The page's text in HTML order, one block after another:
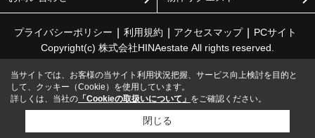
プライバシーポリシー 利用規約 アクセスマップ
PCサイト
Copyright(c) 株式会社HINAestate All rights reserved.
当サイトでは、お客様の当サイト利用状況把握、サービス向上検討を目的と
して、クッキー（Cookie）を使用しています。
詳しくは、当社の 「Cookieの取扱いについて」 をご確認ください。
閉じる